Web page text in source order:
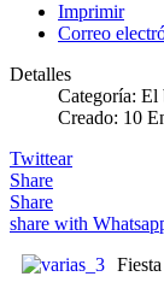
Imprimir
Correo
Detalles
Categoría: El
Creado: 10
Twittear
Share
Share
share with